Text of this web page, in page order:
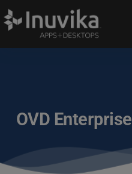
OVD Enterprise